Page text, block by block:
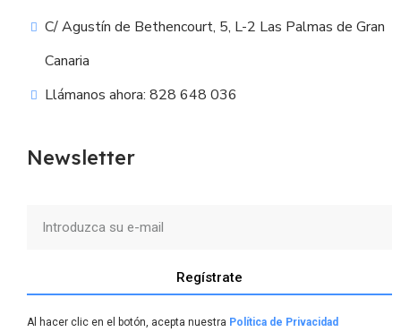
C/ Agustín de Bethencourt, 5, L-2 Las Palmas de Gran
Canaria
Llámanos ahora: 828 648 036
Newsletter
Regístrate
Al hacer clic en el botón, acepta nuestra Política de Privacidad